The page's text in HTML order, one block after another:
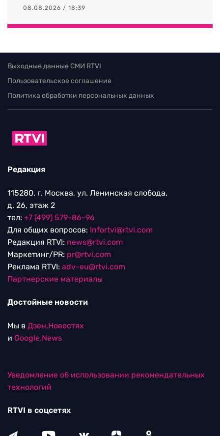
08.08.2026 / 18:39
Выходные данные СМИ RTVI
Пользовательское соглашение
Политика обработки персональных данных
Редакция
115280, г. Москва, ул. Ленинская слобода,
д. 26, этаж 2
тел: +7 (499) 579-86-96
Для общих вопросов: Infortvi@rtvi.com
Редакция RTVI: news@rtvi.com
Маркетинг/PR: pr@rtvi.com
Реклама RTVI: adv-eu@rtvi.com
Партнерские материалы
Достойные новости
Мы в Дзен.Новостях
и Google.News
Уведомление об использовании рекомендательных
технологий
RTVI в соцсетях